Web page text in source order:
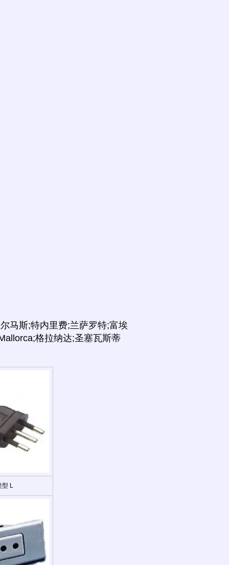
马斯;特内里费;兰萨罗特;富埃
格拉纳达;圣塞瓦斯蒂
型 L